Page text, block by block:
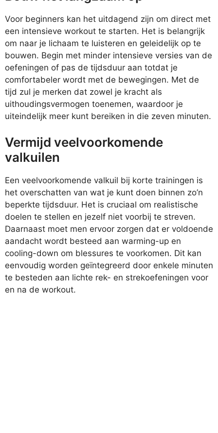
Voor beginners kan het uitdagend zijn om direct met
een intensieve workout te starten. Het is belangrijk
om naar je lichaam te luisteren en geleidelijk op te
bouwen. Begin met minder intensieve versies van de
oefeningen of pas de tijdsduur aan totdat je
comfortabeler wordt met de bewegingen. Met de
tijd zul je merken dat zowel je kracht als
uithoudingsvermogen toenemen, waardoor je
uiteindelijk meer kunt bereiken in die zeven minuten.
Vermijd veelvoorkomende
valkuilen
Een veelvoorkomende valkuil bij korte trainingen is
het overschatten van wat je kunt doen binnen zo’n
beperkte tijdsduur. Het is cruciaal om realistische
doelen te stellen en jezelf niet voorbij te streven.
Daarnaast moet men ervoor zorgen dat er voldoende
aandacht wordt besteed aan warming-up en
cooling-down om blessures te voorkomen. Dit kan
eenvoudig worden geïntegreerd door enkele minuten
te besteden aan lichte rek- en strekoefeningen voor
en na de workout.